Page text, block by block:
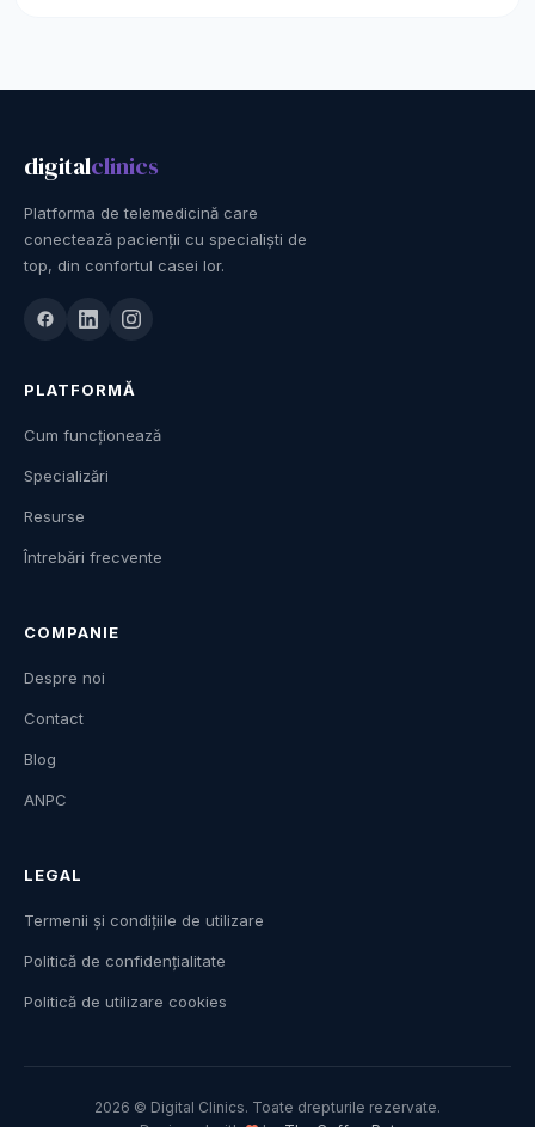
digitalclinics
Platforma de telemedicină care
conectează pacienții cu specialiști de
top, din confortul casei lor.
PLATFORMĂ
Cum funcționează
Specializări
Resurse
Întrebări frecvente
COMPANIE
Despre noi
Contact
Blog
ANPC
LEGAL
Termenii și condițiile de utilizare
Politică de confidențialitate
Politică de utilizare cookies
2026 © Digital Clinics. Toate drepturile rezervate.